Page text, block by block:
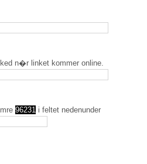
n�r linket kommer online.
96231 i feltet nedenunder